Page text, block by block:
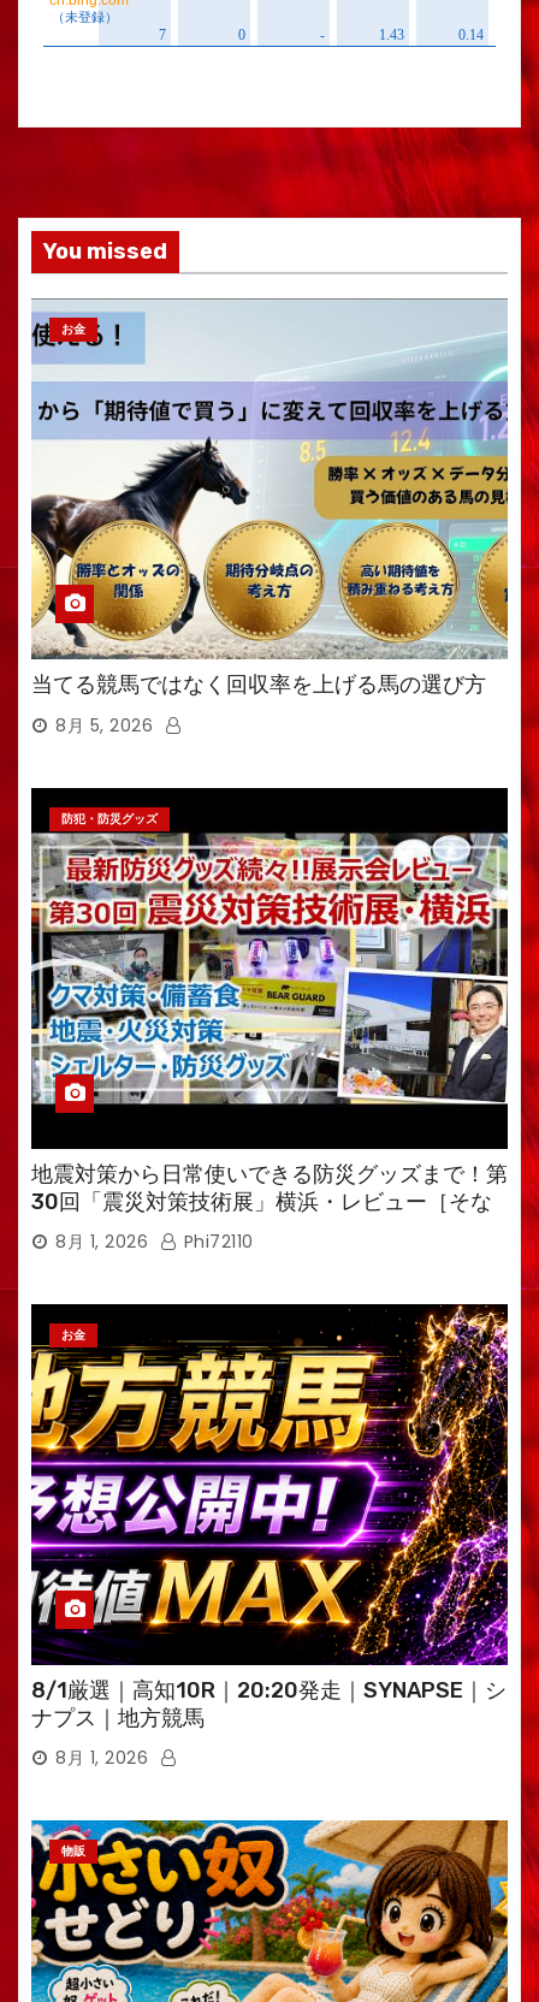
You missed
お金
当てる競馬ではなく回収率を上げる馬の選び方
8月 5, 2026
防犯・防災グッズ
地震対策から日常使いできる防災グッズまで！第
30回「震災対策技術展」横浜・レビュー［そな
えるTV・高荷智也］
8月 1, 2026 Phi72110
お金
8/1厳選｜高知10R｜20:20発走｜SYNAPSE｜シ
ナプス｜地方競馬
8月 1, 2026
物販